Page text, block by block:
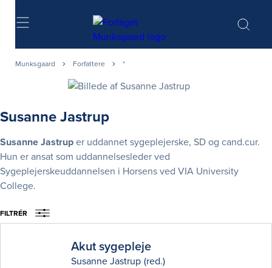
Søg
Munksgaard Forfattere *
Susanne Jastrup
Susanne Jastrup er uddannet sygeplejerske, SD og cand.cur.
Hun er ansat som uddannelsesleder ved
Sygeplejerskeuddannelsen i Horsens ved VIA University
College.
FILTRÉR
Akut sygepleje
Susanne Jastrup (red.)